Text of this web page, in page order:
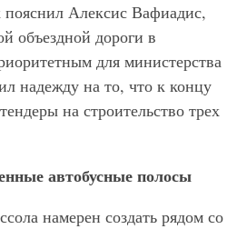
пояснил Алексис Вафиадис,
объездной дороги в
для министерства
надежду на то, что к концу
на строительство трех
автобусные полосы
намерен создать рядом со